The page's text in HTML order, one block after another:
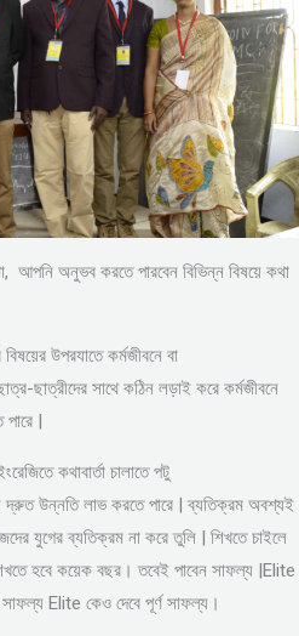
আপনি অনুভব করতে পারবেন বিভিন্ন বিষয়ে কথা
উপরযাতে কর্মজীবনে বা
ছাত্রীদের সাথে কঠিন লড়াই করে কর্মজীবনে
পারে |
কথাবার্তা চালাতে পটু
দ্রুত উন্নতি লাভ করতে পারে | ব্যতিক্রম অবশ্যই
যুগের ব্যতিক্রম না করে তুলি | শিখতে চাইলে
হবে কয়েক বছর। তবেই পাবেন সাফল্য |Elite
সাফল্য Elite কেও দেবে পূর্ণ সাফল্য।